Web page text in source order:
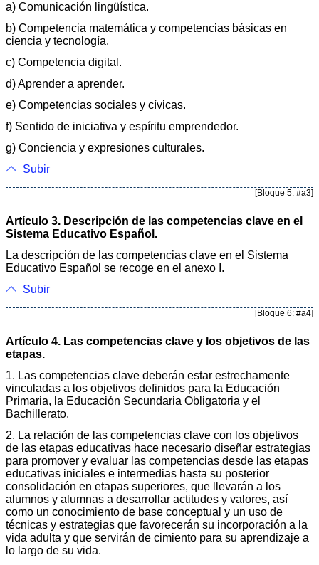
a) Comunicación lingüística.
b) Competencia matemática y competencias básicas en
ciencia y tecnología.
c) Competencia digital.
d) Aprender a aprender.
e) Competencias sociales y cívicas.
f) Sentido de iniciativa y espíritu emprendedor.
g) Conciencia y expresiones culturales.
Subir
[Bloque 5: #a3]
Artículo 3. Descripción de las competencias clave en el
Sistema Educativo Español.
La descripción de las competencias clave en el Sistema
Educativo Español se recoge en el anexo I.
Subir
[Bloque 6: #a4]
Artículo 4. Las competencias clave y los objetivos de las
etapas.
1. Las competencias clave deberán estar estrechamente
vinculadas a los objetivos definidos para la Educación
Primaria, la Educación Secundaria Obligatoria y el
Bachillerato.
2. La relación de las competencias clave con los objetivos
de las etapas educativas hace necesario diseñar estrategias
para promover y evaluar las competencias desde las etapas
educativas iniciales e intermedias hasta su posterior
consolidación en etapas superiores, que llevarán a los
alumnos y alumnas a desarrollar actitudes y valores, así
como un conocimiento de base conceptual y un uso de
técnicas y estrategias que favorecerán su incorporación a la
vida adulta y que servirán de cimiento para su aprendizaje a
lo largo de su vida.